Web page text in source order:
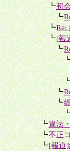
＋＋┗初
＋＋＋┗
＋＋┗Re:
＋＋┗[報
＋＋＋┗
＋＋＋＋
＋＋＋＋＋
＋＋＋＋
＋＋＋┗
＋＋＋┗
＋＋＋＋
＋┗違法
＋┗不正
＋┗[報道]